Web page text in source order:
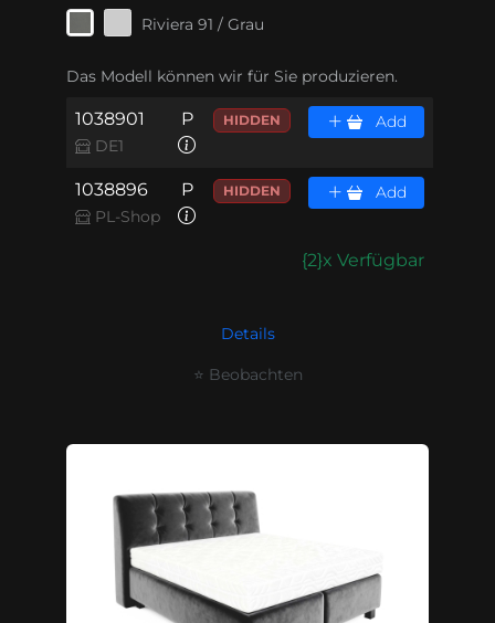
Riviera 91 / Grau
Das Modell können wir für Sie produzieren.
1038901
DE1
P HIDDEN Add
1038896
PL-Shop
P HIDDEN Add
{2}x Verfügbar
Details
⭐ Beobachten